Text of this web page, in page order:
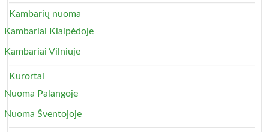
Kambarių nuoma
Kambariai Klaipėdoje
Kambariai Vilniuje
Kurortai
Nuoma Palangoje
Nuoma Šventojoje